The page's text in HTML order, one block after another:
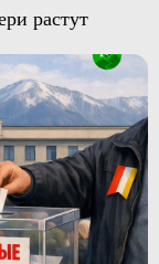
растут